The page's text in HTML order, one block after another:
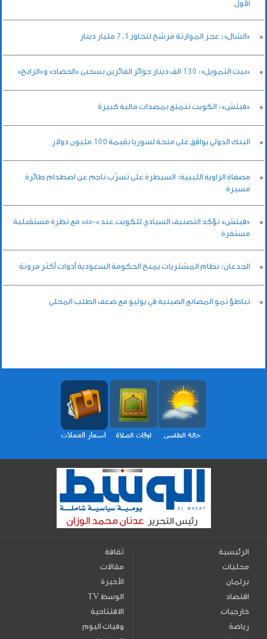
الأول
«الشال»: عجز الموازنة مرشح لتجاوز 7.1 مليار دينار
«بيت التمويل»: 130 الف دينار جوائز الفائزين بسحبى «الحصاد» و«الرابح»
«فيتش»: الكويت تتمتع بمصدات مالية كبيرة
البنك الدولي يوافق على منحة لسوريا بقيمة 100 مليون دولار
مصفاة الزاوية الليبية: السيطرة على تسرّب ناجم عن اصطدام طائرة
مسيرة
«فيتش» تؤكد التصنيف السيادي للكويت عند «-aa» مع نظرة مستقبلية
مستقرة
الجدعان: نظام المشتريات يمنح الحكومة السعودية أدوات أكثر مرونة
تباطؤ نمو المصانع الصينية في يوليو مع ضعف الطلب المحلي
الرئيسية
محليات
برلمان
اقتصاد
خارجيات
رياضة
ثقافة
مقالات
الأخيرة
TV الوسط
الافتتاحية
وفيات اليوم